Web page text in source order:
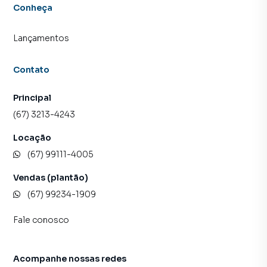
proprietários e inquilinos.
Conheça
Lançamentos
Contato
Principal
(67) 3213-4243
Locação
(67) 99111-4005
Vendas (plantão)
(67) 99234-1909
Fale conosco
Acompanhe nossas redes